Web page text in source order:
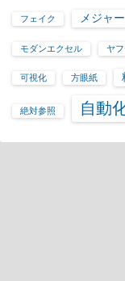
フェイク メジャー
モダンエクセル ヤフ
可視化 方眼紙
絶対参照 自動